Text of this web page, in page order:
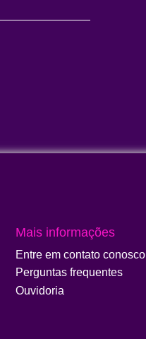
Mais informações
Entre em contato conosco
Perguntas frequentes
Ouvidoria